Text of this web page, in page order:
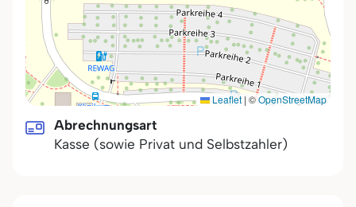
Leaflet | ©OpenStreetMap
Abrechnungsart
Kasse (sowie Privat und Selbstzahler)